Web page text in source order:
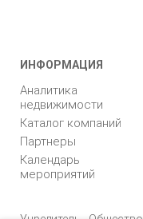
ИНФОРМАЦИЯ
Аналитика
недвижимости
Каталог компаний
Партнеры
Календарь
мероприятий